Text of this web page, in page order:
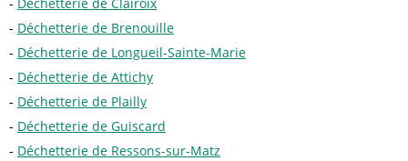
Déchetterie de Clairoix
Déchetterie de Brenouille
Déchetterie de Longueil-Sainte-Marie
Déchetterie de Attichy
Déchetterie de Plailly
Déchetterie de Guiscard
Déchetterie de Ressons-sur-Matz